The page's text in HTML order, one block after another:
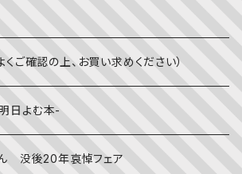
ご確認の上、お買い求めください）
日よむ本-
没後20年哀悼フェア